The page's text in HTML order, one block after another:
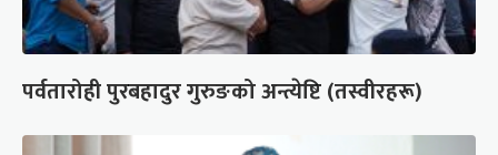
पर्वतारोही पुरबहादुर गुरुङको अन्त्येष्टि (तस्वीरहरू)